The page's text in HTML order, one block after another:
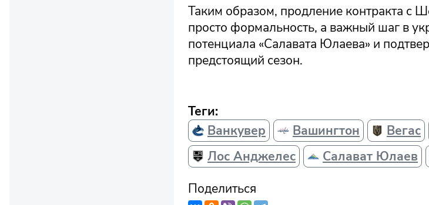
Таким образом, продление контракта
просто формальность, а важный шаг в
потенциала «Салавата Юлаева» и
предстоящий сезон.
Теги:
Ванкувер
Вашингтон Вегас
Лос Анджелес
Салават Юлаев
Поделиться